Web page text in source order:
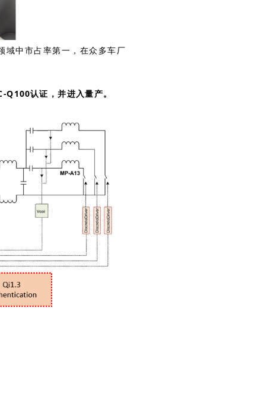
域中市占率第一，在众多车厂
认证，并进入量产。